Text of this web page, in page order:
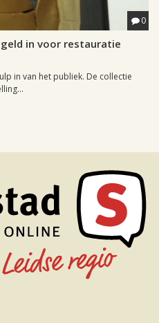
0
in voor restauratie
in van het publiek. De collectie